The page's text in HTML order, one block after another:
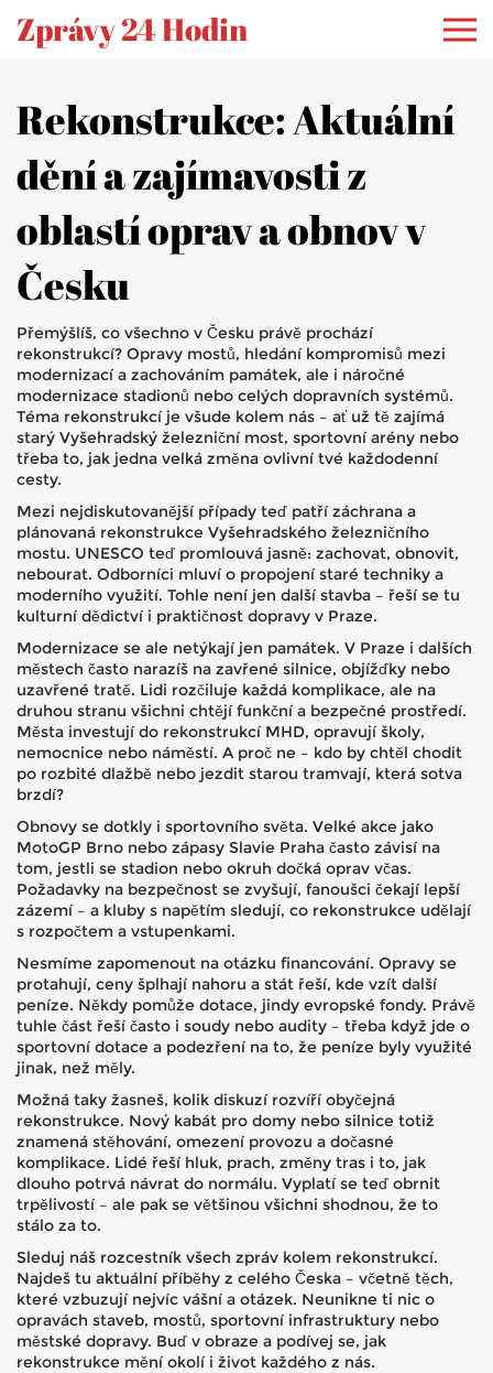
Zprávy 24 Hodin
Rekonstrukce: Aktuální
dění a zajímavosti z
oblastí oprav a obnov v
Česku
Přemýšlíš, co všechno v Česku právě prochází
rekonstrukcí? Opravy mostů, hledání kompromisů mezi
modernizací a zachováním památek, ale i náročné
modernizace stadionů nebo celých dopravních systémů.
Téma rekonstrukcí je všude kolem nás – ať už tě zajímá
starý Vyšehradský železniční most, sportovní arény nebo
třeba to, jak jedna velká změna ovlivní tvé každodenní
cesty.
Mezi nejdiskutovanější případy teď patří záchrana a
plánovaná rekonstrukce Vyšehradského železničního
mostu. UNESCO teď promlouvá jasně: zachovat, obnovit,
nebourat. Odborníci mluví o propojení staré techniky a
moderního využití. Tohle není jen další stavba – řeší se tu
kulturní dědictví i praktičnost dopravy v Praze.
Modernizace se ale netýkají jen památek. V Praze i dalších
městech často narazíš na zavřené silnice, objížďky nebo
uzavřené tratě. Lidi rozčiluje každá komplikace, ale na
druhou stranu všichni chtějí funkční a bezpečné prostředí.
Města investují do rekonstrukcí MHD, opravují školy,
nemocnice nebo náměstí. A proč ne – kdo by chtěl chodit
po rozbité dlažbě nebo jezdit starou tramvají, která sotva
brzdí?
Obnovy se dotkly i sportovního světa. Velké akce jako
MotoGP Brno nebo zápasy Slavie Praha často závisí na
tom, jestli se stadion nebo okruh dočká oprav včas.
Požadavky na bezpečnost se zvyšují, fanoušci čekají lepší
zázemí – a kluby s napětím sledují, co rekonstrukce udělají
s rozpočtem a vstupenkami.
Nesmíme zapomenout na otázku financování. Opravy se
protahují, ceny šplhají nahoru a stát řeší, kde vzít další
peníze. Někdy pomůže dotace, jindy evropské fondy. Právě
tuhle část řeší často i soudy nebo audity – třeba když jde o
sportovní dotace a podezření na to, že peníze byly využité
jinak, než měly.
Možná taky žasneš, kolik diskuzí rozvíří obyčejná
rekonstrukce. Nový kabát pro domy nebo silnice totiž
znamená stěhování, omezení provozu a dočasné
komplikace. Lidé řeší hluk, prach, změny tras i to, jak
dlouho potrvá návrat do normálu. Vyplatí se teď obrnit
trpělivostí – ale pak se většinou všichni shodnou, že to
stálo za to.
Sleduj náš rozcestník všech zpráv kolem rekonstrukcí.
Najdeš tu aktuální příběhy z celého Česka – včetně těch,
které vzbuzují nejvíc vášní a otázek. Neunikne ti nic o
opravách staveb, mostů, sportovní infrastruktury nebo
městské dopravy. Buď v obraze a podívej se, jak
rekonstrukce mění okolí i život každého z nás.